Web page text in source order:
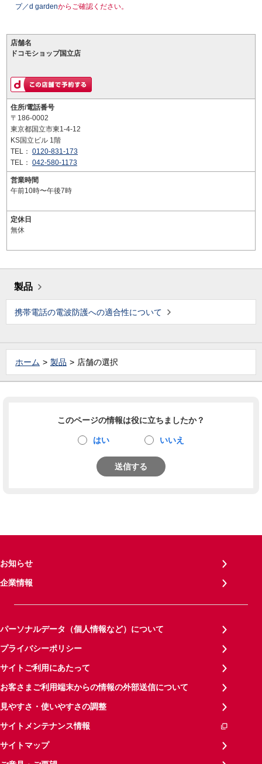
プ／d gardenからご確認ください。
店舗名
ドコモショップ国立店
住所/電話番号
〒186-0002
東京都国立市東1-4-12
KS国立ビル 1階
TEL： 0120-831-173
TEL： 042-580-1173
営業時間
午前10時〜午後7時
定休日
無休
製品
携帯電話の電波防護への適合性について
ホーム 製品 店舗の選択
このページの情報は役に立ちましたか？
はい いいえ
送信する
お知らせ
企業情報
パーソナルデータ（個人情報など）について
プライバシーポリシー
サイトご利用にあたって
お客さまご利用端末からの情報の外部送信について
見やすさ・使いやすさの調整
サイトメンテナンス情報
サイトマップ